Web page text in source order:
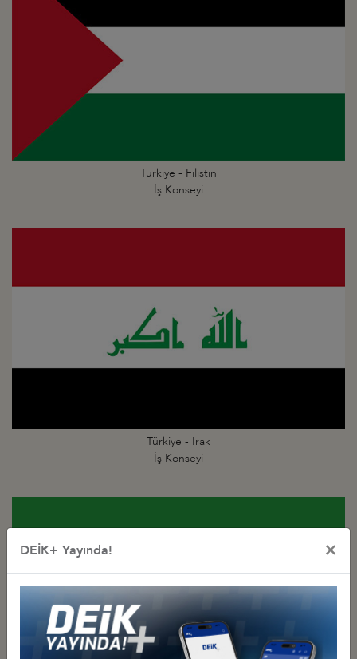
Türkiye - Filistin
İş Konseyi
Türkiye - Irak
İş Konseyi
DEİK+ Yayında! ×